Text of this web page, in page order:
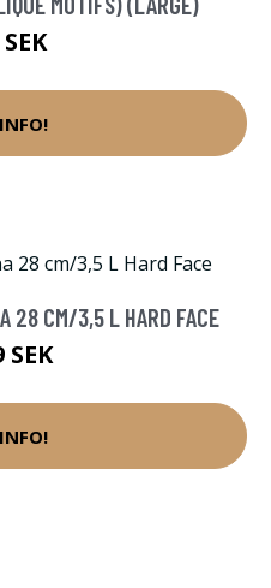
28 CM/3,5 L HARD FACE
SEK